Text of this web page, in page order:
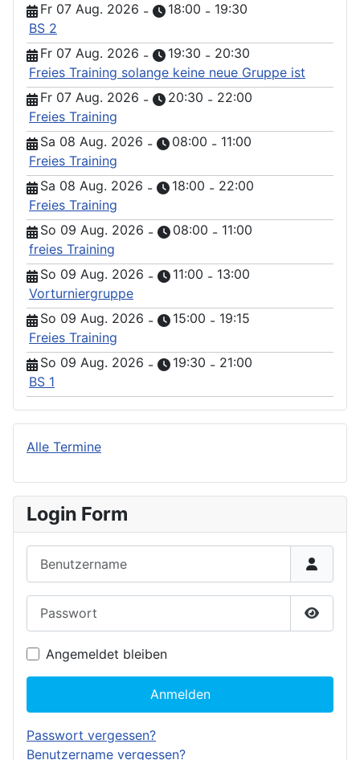
Fr 07 Aug. 2026 - 18:00 - 19:30
BS 2
Fr 07 Aug. 2026 - 19:30 - 20:30
Freies Training solange keine neue Gruppe ist
Fr 07 Aug. 2026 - 20:30 - 22:00
Freies Training
Sa 08 Aug. 2026 - 08:00 - 11:00
Freies Training
Sa 08 Aug. 2026 - 18:00 - 22:00
Freies Training
So 09 Aug. 2026 - 08:00 - 11:00
freies Training
So 09 Aug. 2026 - 11:00 - 13:00
Vorturniergruppe
So 09 Aug. 2026 - 15:00 - 19:15
Freies Training
So 09 Aug. 2026 - 19:30 - 21:00
BS 1
Alle Termine
Login Form
Angemeldet bleiben
Anmelden
Passwort vergessen?
Benutzername vergessen?